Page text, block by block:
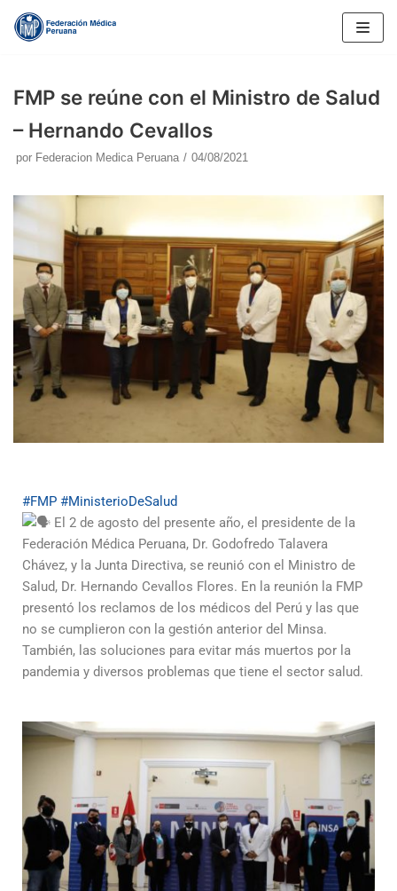
contenido
FMP se reúne con el Ministro de Salud
– Hernando Cevallos
por Federacion Medica Peruana 04/08/2021
#FMP #MinisterioDeSalud
El 2 de agosto del presente año, el presidente de la
Federación Médica Peruana, Dr. Godofredo Talavera
Chávez, y la Junta Directiva, se reunió con el Ministro de
Salud, Dr. Hernando Cevallos Flores. En la reunión la FMP
presentó los reclamos de los médicos del Perú y las que
no se cumplieron con la gestión anterior del Minsa.
También, las soluciones para evitar más muertos por la
pandemia y diversos problemas que tiene el sector salud.